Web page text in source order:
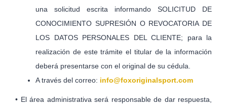
una solicitud escrita informando SOLICITUD DE
CONOCIMIENTO SUPRESIÓN O REVOCATORIA DE
LOS DATOS PERSONALES DEL CLIENTE; para la
realización de este trámite el titular de la información
deberá presentarse con el original de su cédula.
A través del correo: info@foxoriginalsport.com
• El área administrativa será responsable de dar respuesta,